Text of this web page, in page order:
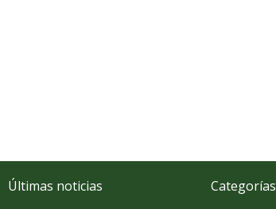
Últimas noticias Categorías